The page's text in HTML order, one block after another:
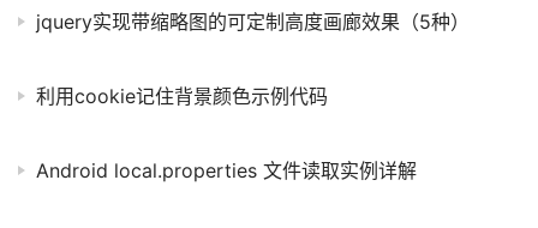
jquery实现带缩略图的可定制高度画廊效果（5种）
利用cookie记住背景颜色示例代码
Android local.properties 文件读取实例详解